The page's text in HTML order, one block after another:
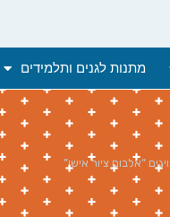
מתנות לגנים ותלמידים
“אלבום ציור אישי”